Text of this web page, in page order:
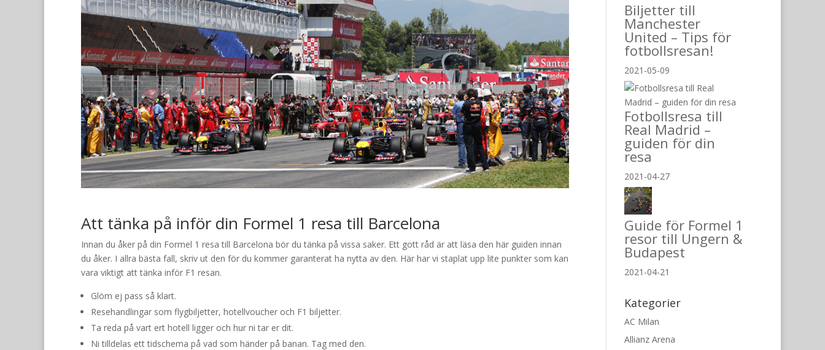
Att tänka på inför din Formel 1 resa till Barcelona
Innan du åker på din Formel 1 resa till Barcelona bör du tänka på vissa saker. Ett gott råd är att läsa den här guiden innan
du åker. I allra bästa fall, skriv ut den för du kommer garanterat ha nytta av den. Här har vi staplat upp lite punkter som kan
vara viktigt att tänka inför F1 resan.
Glöm ej pass så klart.
Resehandlingar som flygbiljetter, hotellvoucher och F1 biljetter.
Ta reda på vart ert hotell ligger och hur ni tar er dit.
Ni tilldelas ett tidschema på vad som händer på banan. Tag med den.
Biljetter till
Manchester
United – Tips för
fotbollsresan!
2021-05-09
Fotbollsresa till
Real Madrid –
guiden för din
resa
2021-04-27
Guide för Formel 1
resor till Ungern &
Budapest
2021-04-21
Kategorier
AC Milan
Allianz Arena